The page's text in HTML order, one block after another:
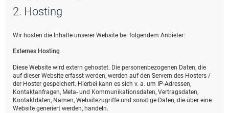
2. Hosting
Wir hosten die Inhalte unserer Website bei folgendem Anbieter:
Externes Hosting
Diese Website wird extern gehostet. Die personenbezogenen Daten, die
auf dieser Website erfasst werden, werden auf den Servern des Hosters /
der Hoster gespeichert. Hierbei kann es sich v. a. um IP-Adressen,
Kontaktanfragen, Meta- und Kommunikationsdaten, Vertragsdaten,
Kontaktdaten, Namen, Websitezugriffe und sonstige Daten, die über eine
Website generiert werden, handeln.